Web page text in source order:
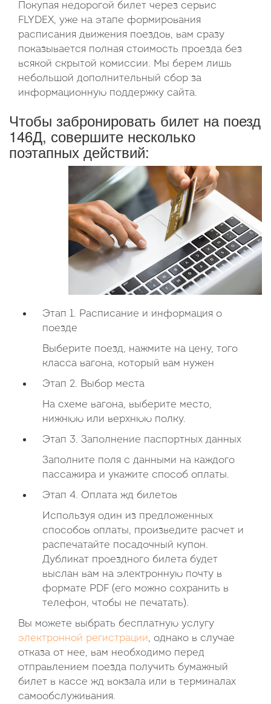
Покупая недорогой билет через сервис
FLYDEX, уже на этапе формирования
расписания движения поездов, вам сразу
показывается полная стоимость проезда без
всякой скрытой комиссии. Мы берем лишь
небольшой дополнительный сбор за
информационную поддержку сайта.
Чтобы забронировать билет на поезд
146Д, совершите несколько
поэтапных действий:
Этап 1. Расписание и информация о
поезде
Выберите поезд, нажмите на цену, того
класса вагона, который вам нужен
Этап 2. Выбор места
На схеме вагона, выберите место,
нижнюю или верхнюю полку.
Этап 3. Заполнение паспортных данных
Заполните поля с данными на каждого
пассажира и укажите способ оплаты.
Этап 4. Оплата жд билетов
Используя один из предложенных
способов оплаты, произведите расчет и
распечатайте посадочный купон.
Дубликат проездного билета будет
выслан вам на электронную почту в
формате PDF (его можно сохранить в
телефон, чтобы не печатать).
Вы можете выбрать бесплатную услугу
электронной регистрации, однако в случае
отказа от нее, вам необходимо перед
отправлением поезда получить бумажный
билет в кассе жд вокзала или в терминалах
самообслуживания.